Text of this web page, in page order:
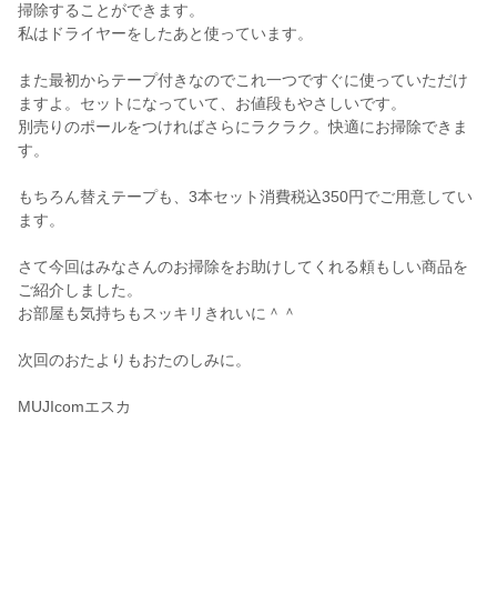
掃除することができます。
私はドライヤーをしたあと使っています。
また最初からテープ付きなのでこれ一つですぐに使っていただけ
ますよ。セットになっていて、お値段もやさしいです。
別売りのポールをつければさらにラクラク。快適にお掃除できま
す。
もちろん替えテープも、3本セット消費税込350円でご用意してい
ます。
さて今回はみなさんのお掃除をお助けしてくれる頼もしい商品を
ご紹介しました。
お部屋も気持ちもスッキリきれいに＾＾
次回のおたよりもおたのしみに。
MUJIcomエスカ